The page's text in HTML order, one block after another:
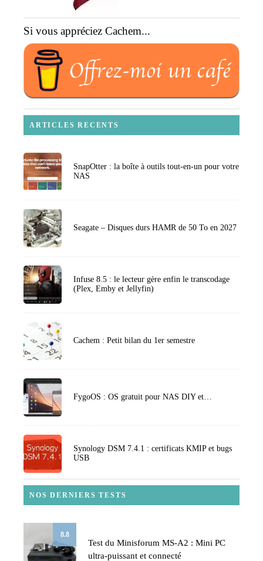
Si vous appréciez Cachem...
ARTICLES RECENTS
SnapOtter : la boîte à outils tout-en-un pour votre
NAS
Seagate – Disques durs HAMR de 50 To en 2027
Infuse 8.5 : le lecteur gère enfin le transcodage
(Plex, Emby et Jellyfin)
Cachem : Petit bilan du 1er semestre
FygoOS : OS gratuit pour NAS DIY et…
Synology DSM 7.4.1 : certificats KMIP et bugs
USB
NOS DERNIERS TESTS
8.8
Test du Minisforum MS-A2 : Mini PC
ultra-puissant et connecté